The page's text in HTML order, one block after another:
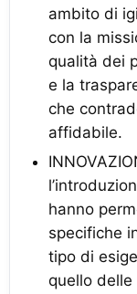
ambito di
con la
qualità dei
e la
che
affidabile.
hanno
specifiche
tipo di
quello